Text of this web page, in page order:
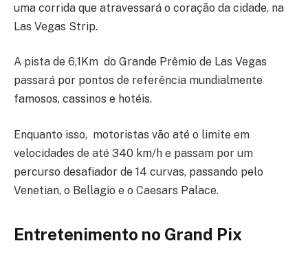
uma corrida que atravessará o coração da cidade, na
Las Vegas Strip.
A pista de 6,1Km do Grande Prêmio de Las Vegas
passará por pontos de referência mundialmente
famosos, cassinos e hotéis.
Enquanto isso, motoristas vão até o limite em
velocidades de até 340 km/h e passam por um
percurso desafiador de 14 curvas, passando pelo
Venetian, o Bellagio e o Caesars Palace.
Entretenimento no Grand Pix